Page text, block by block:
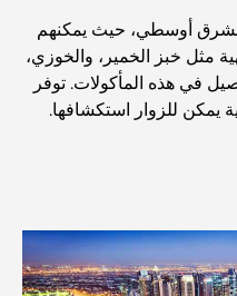
على الإطلاق
دليل شامل لعشاق القهوة
أوسطي، حيث يمكنهم
مثل خبز الخمير، والخوزي،
في هذه المأكولات. توفر
يمكن للزوار استكشافها.